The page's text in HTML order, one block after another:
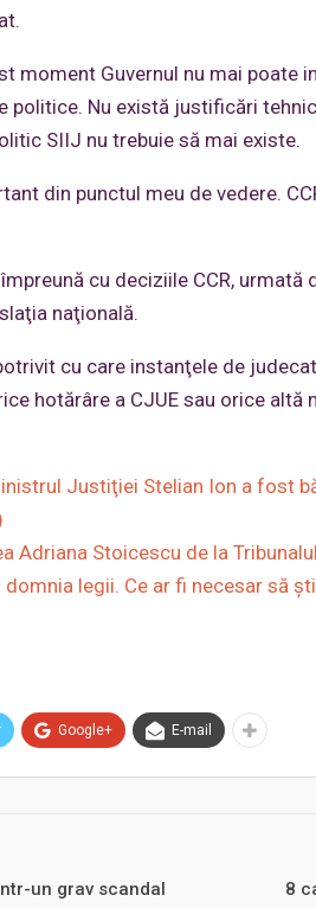
moment Guvernul nu mai poate
politice. Nu există justificări
SIIJ nu trebuie să mai existe.
din punctul meu de vedere.
cu deciziile CCR,
naţională.
cu care instanţele de
hotărâre a CJUE sau orice altă
Justiţiei Stelian Ion a fost
Adriana Stoicescu de la
legii. Ce ar fi necesar să
Google+ E-mail
un grav scandal
8